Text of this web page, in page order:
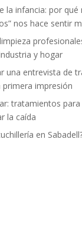
la infancia: por qué
nos hace sentir
y hogar
una entrevista de
primera impresión
tratamientos
la caída
en